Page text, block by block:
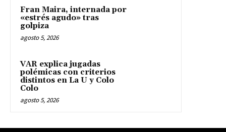
Fran Maira, internada por
«estrés agudo» tras
golpiza
agosto 5, 2026
VAR explica jugadas
polémicas con criterios
distintos en La U y Colo
Colo
agosto 5, 2026